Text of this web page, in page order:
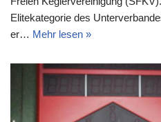
Elitekategorie des
er… Mehr lesen »